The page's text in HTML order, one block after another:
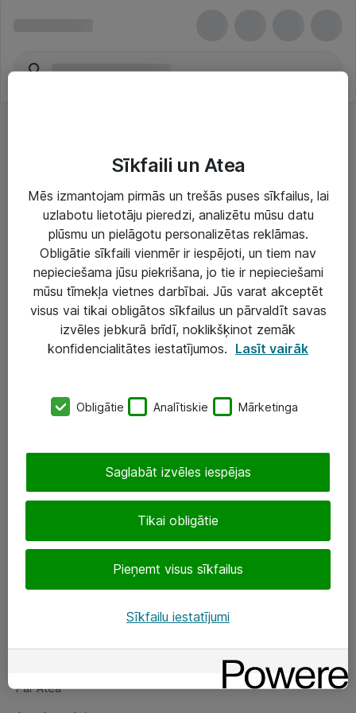
Risinājumi & Pakalpojumi
IT serviss un atbalsts
IT infrastruktūra
Darba vietu IT risinājumi
Serveri un datu centri
SIA „ATEA”
eShop@atea.lv
Sekojiet mums
Par Atea
Par Atea
Sīkfaili un Atea
Mēs izmantojam pirmās un trešās puses sīkfailus, lai
uzlabotu lietotāju pieredzi, analizētu mūsu datu
plūsmu un pielāgotu personalizētas reklāmas.
Obligātie sīkfaili vienmēr ir iespējoti, un tiem nav
nepieciešama jūsu piekrišana, jo tie ir nepieciešami
mūsu tīmekļa vietnes darbībai. Jūs varat akceptēt
visus vai tikai obligātos sīkfailus un pārvaldīt savas
izvēles jebkurā brīdī, noklikšķinot zemāk
konfidencialitātes iestatījumos. Lasīt vairāk
Obligātie Analītiskie Mārketinga
Tikai obligātie
Pieņemt visus sīkfailus
Saglabāt izvēles iespējas
Sīkfailu iestatījumi